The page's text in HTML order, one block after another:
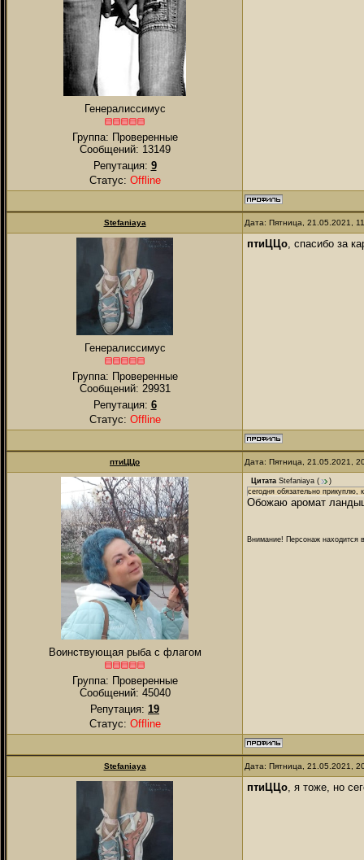
Генералиссимус
Группа: Проверенные
Сообщений: 13149
Репутация: 9
Статус: Offline
Stefaniaya Дата: Пятница, 21.05.2021,
Генералиссимус
Группа: Проверенные
Сообщений: 29931
Репутация: 6
Статус: Offline
птиЦЦо, спасибо за
птиЦЦо Дата: Пятница, 21.05.2021,
Воинствующая рыба с флагом
Группа: Проверенные
Сообщений: 45040
Репутация: 19
Статус: Offline
Цитата Stefaniaya (
)
сегодня обязательно прикуплю,
Обожаю аромат
Внимание! Персонаж находится
Stefaniaya Дата: Пятница, 21.05.2021,
птиЦЦо, я тоже, но